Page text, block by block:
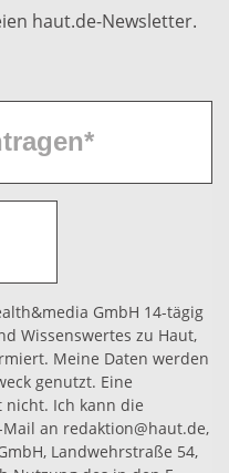
haut.de-Newsletter.
GmbH 14-tägig
Wissenswertes zu Haut,
Meine Daten werden
genutzt. Eine
Ich kann die
an redaktion@haut.de,
Landwehrstraße 54,